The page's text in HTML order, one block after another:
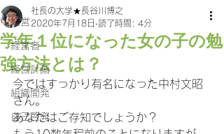
経営
経営者
経営計画
組織開発
自己啓発
学年１位になった女の子の勉
強方法とは？
社長の大学★長谷川博之
2020年7月18日 読了時間: 4分
今ではすっかり有名になった中村文昭
さん。
あなたはご存知でしょうか？